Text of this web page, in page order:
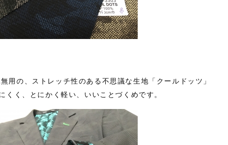
用の、ストレッチ性のある不思議な生地「クールドッツ」
く、とにかく軽い、いいことづくめです。